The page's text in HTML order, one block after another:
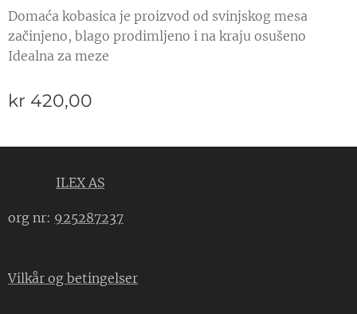
Domaća kobasica je proizvod od svinjskog mesa
začinjeno, blago prodimljeno i na kraju osušeno
Idealna za meze
kr 420,00
ILEX AS
org nr: 925287237
Vilkår og betingelser